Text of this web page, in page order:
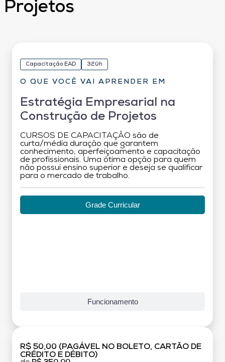
Projetos
Capacitação EAD 320h
O QUE VOCÊ VAI APRENDER EM
Estratégia Empresarial na
Construção de Projetos
CURSOS DE CAPACITAÇÃO são de
curta/média duração que garantem
conhecimento, aperfeiçoamento e capacitação
de profissionais. Uma ótima opção para quem
não possui ensino superior e deseja se qualificar
para o mercado de trabalho.
Grade Curricular
Funcionamento
R$ 50,00 (PAGÁVEL NO BOLETO, CARTÃO DE
CRÉDITO E DÉBITO)